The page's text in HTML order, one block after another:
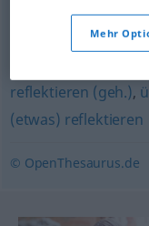
studieren
reflektieren (geh.),
(etwas) reflektieren
© OpenThesaurus.de
Mehr